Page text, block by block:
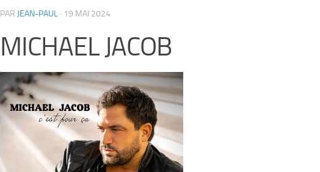
PAR JEAN-PAUL · 19 MAI 2024
MICHAEL JACOB